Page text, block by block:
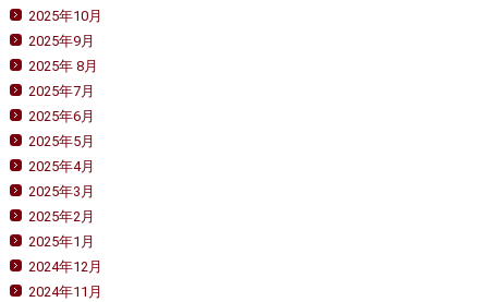
2025年10月
2025年9月
2025年 8月
2025年7月
2025年6月
2025年5月
2025年4月
2025年3月
2025年2月
2025年1月
2024年12月
2024年11月